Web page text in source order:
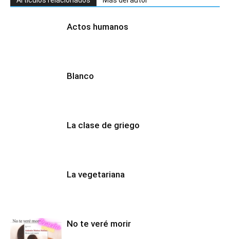
Actos humanos
Blanco
La clase de griego
La vegetariana
No te veré morir